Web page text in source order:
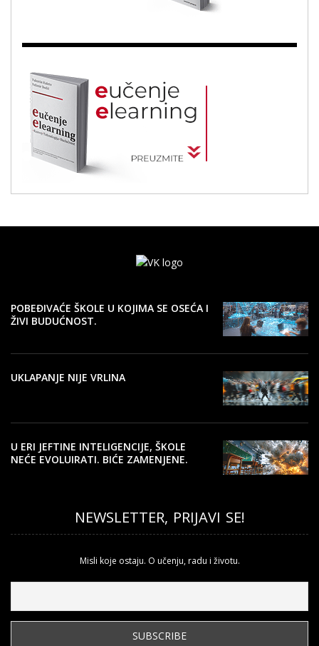
POBEĐIVAĆE ŠKOLE U KOJIMA SE OSEĆA I
ŽIVI BUDUĆNOST.
UKLAPANJE NIJE VRLINA
U ERI JEFTINE INTELIGENCIJE, ŠKOLE
NEĆE EVOLUIRATI. BIĆE ZAMENJENE.
NEWSLETTER, PRIJAVI SE!
Misli koje ostaju. O učenju, radu i životu.